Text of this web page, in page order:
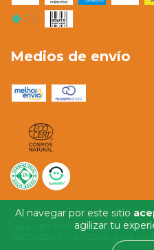
Al navegar por este sitio
agilizar tu
Medios de envío
Copyright Distribuidora de